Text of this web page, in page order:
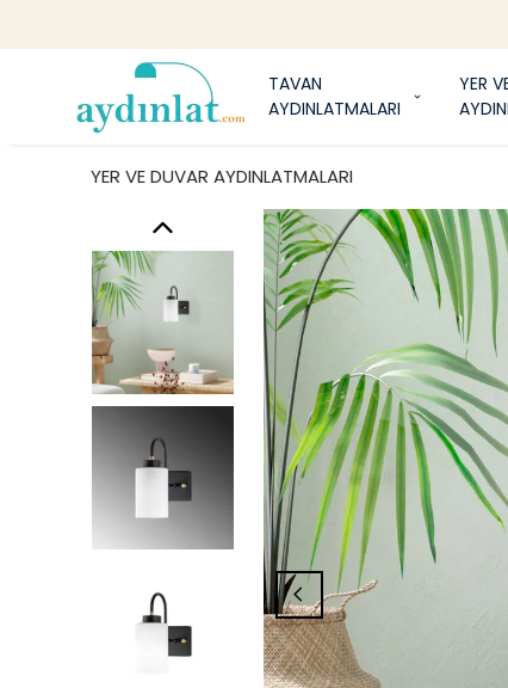
TAVAN
AYDINLATMALARI
YER
YER VE DUVAR AYDINLATMALARI